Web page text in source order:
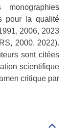
pour la qualité
2006, 2023
2000, 2022).
sont citées
scientifique
critique par